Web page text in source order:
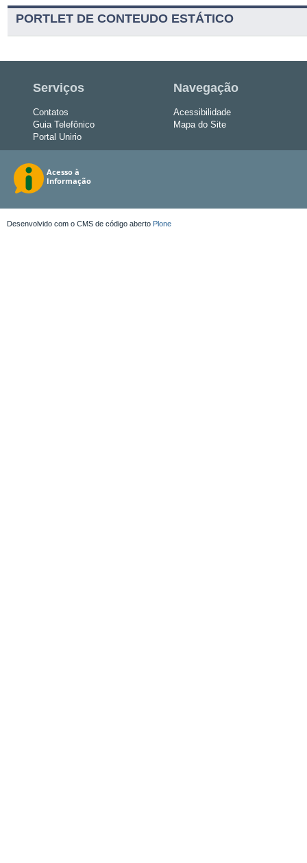
PORTLET DE CONTEUDO ESTÁTICO
Serviços
Contatos
Guia Telefônico
Portal Unirio
Navegação
Acessibilidade
Mapa do Site
Desenvolvido com o CMS de código aberto Plone